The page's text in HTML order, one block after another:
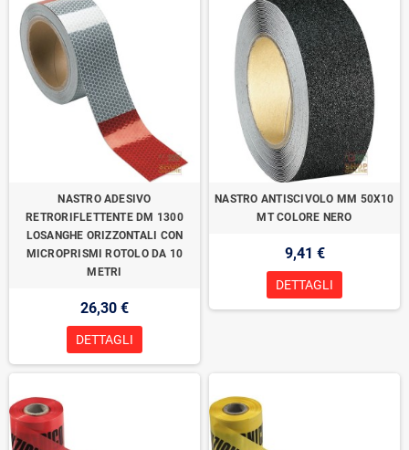
NASTRO ADESIVO
RETRORIFLETTENTE DM 1300
LOSANGHE ORIZZONTALI CON
MICROPRISMI ROTOLO DA 10
METRI
26,30 €
DETTAGLI
NASTRO ANTISCIVOLO MM 50X10
MT COLORE NERO
9,41 €
DETTAGLI